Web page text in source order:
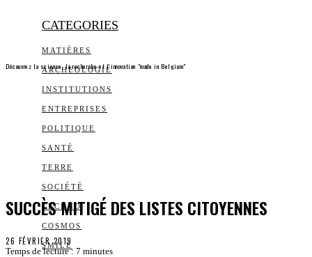
CATEGORIES
MATIÈRES
ARCHEOLOGIE
INSTITUTIONS
ENTREPRISES
POLITIQUE
SANTÉ
TERRE
SOCIÉTÉ
TECHNO
COSMOS
SMILE
Découvrez la science, la recherche et l’innovation "made in Belgium"
SUCCÈS MITIGÉ DES LISTES CITOYENNES
26 FÉVRIER 2019
Temps de lecture : 7 minutes